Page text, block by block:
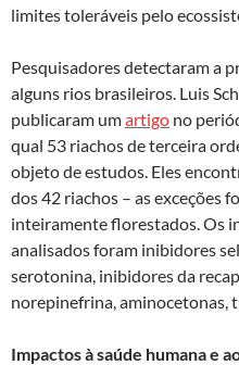
limites toleráveis pelo
Pesquisadores detectaram a
alguns rios brasileiros. Luis
publicaram umartigo no
qual 53 riachos de terceira
objeto de estudos. Eles
dos 42 riachos – as exceções
inteiramente florestados. Os
analisados foram inibidores
serotonina, inibidores da
norepinefrina, aminocetonas,
Impactos à saúde humana e